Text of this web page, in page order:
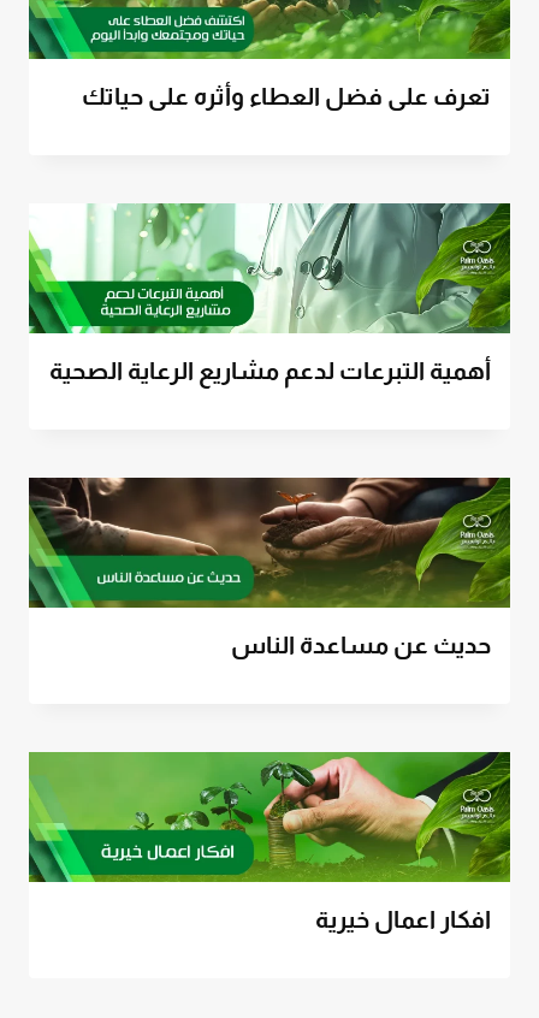
تعرف على فضل العطاء وأثره على حياتك
أهمية التبرعات لدعم مشاريع الرعاية الصحية
حديث عن مساعدة الناس
افكار اعمال خيرية